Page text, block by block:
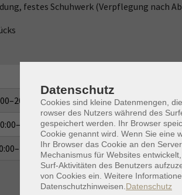
festes Schuhwerk (Verpflegung nach
Uhr Atelier des Künstlers,
Uhr Atelier des Künstlers,
Uhr Atelier des Künstlers,
Datenschutz
Cookies sind kleine Datenmengen,
rowser des Nutzers während des
gespeichert werden. Ihr Browser
Cookie genannt wird. Wenn Sie eine
Ihr Browser das Cookie an den
Mechanismus für Websites
Surf-Aktivitäten des Benutzers
von Cookies ein. Weitere
Datenschutzhinweisen. Datenschutz